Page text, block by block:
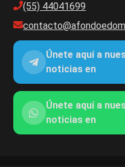
(55) 44041699
Únete aquí a
noticias en
Únete aquí a
noticias en